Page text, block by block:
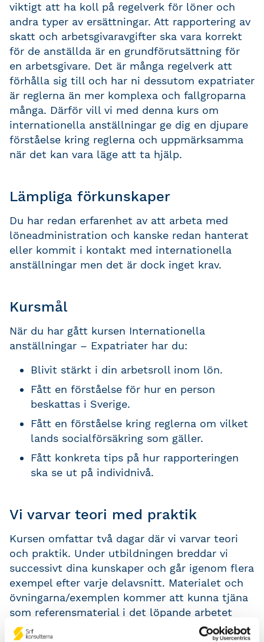
viktigt att ha koll på regelverk för löner och
andra typer av ersättningar. Att rapportering av
skatt och arbetsgivaravgifter ska vara korrekt
för de anställda är en grundförutsättning för
en arbetsgivare. Det är många regelverk att
förhålla sig till och har ni dessutom expatriater
är reglerna än mer komplexa och fallgroparna
många. Därför vill vi med denna kurs om
internationella anställningar ge dig en djupare
förståelse kring reglerna och uppmärksamma
när det kan vara läge att ta hjälp.
Lämpliga förkunskaper
Du har redan erfarenhet av att arbeta med
löneadministration och kanske redan hanterat
eller kommit i kontakt med internationella
anställningar men det är dock inget krav.
Kursmål
När du har gått kursen Internationella
anställningar – Expatriater har du:
Blivit stärkt i din arbetsroll inom lön.
Fått en förståelse för hur en person
beskattas i Sverige.
Fått en förståelse kring reglerna om vilket
lands socialförsäkring som gäller.
Fått konkreta tips på hur rapporteringen
ska se ut på individnivå.
Vi varvar teori med praktik
Kursen omfattar två dagar där vi varvar teori
och praktik. Under utbildningen breddar vi
successivt dina kunskaper och går igenom flera
exempel efter varje delavsnitt. Materialet och
övningarna/exemplen kommer att kunna tjäna
som referensmaterial i det löpande arbetet
med expatriater när du är tillbaka på jobbet